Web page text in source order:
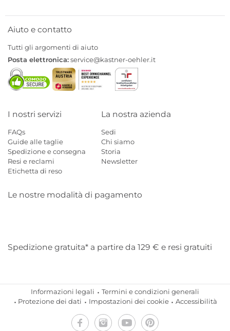
Aiuto e contatto
Tutti gli argomenti di aiuto
Posta elettronica:service@kastner-oehler.it
I nostri servizi
FAQs
Guide alle taglie
Spedizione e consegna
Resi e reclami
Etichetta di reso
La nostra azienda
Sedi
Chi siamo
Storia
Newsletter
Le nostre modalità di pagamento
Spedizione gratuita* a partire da 129 € e resi gratuiti
Informazioni legali
Termini e condizioni generali
Protezione dei dati
Impostazioni dei cookie Accessibilità